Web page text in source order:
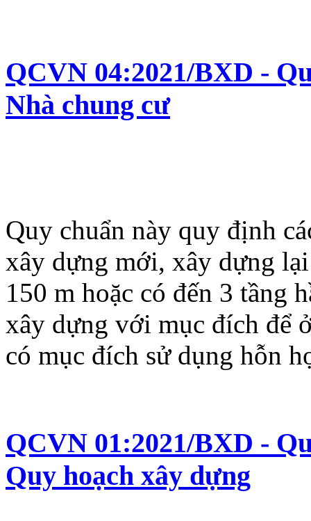
QCVN 04:2021/BXD -
Nhà chung cư
Quy chuẩn này quy định
xây dựng mới, xây dựng
150 m hoặc có đến 3 tầng
xây dựng với mục đích để
có mục đích sử dụng hỗn
QCVN 01:2021/BXD -
Quy hoạch xây dựng